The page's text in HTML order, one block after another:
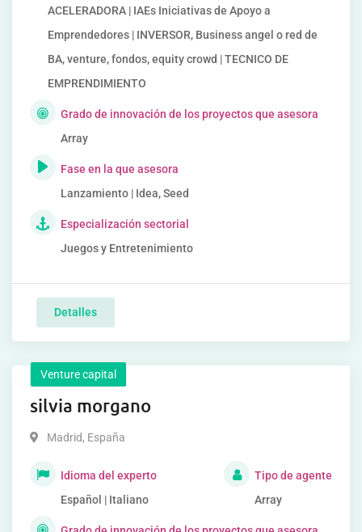
ACELERADORA | IAEs Iniciativas de Apoyo a
Emprendedores | INVERSOR, Business angel o red de
BA, venture, fondos, equity crowd | TECNICO DE
EMPRENDIMIENTO
Grado de innovación de los proyectos que asesora
Array
Fase en la que asesora
Lanzamiento | Idea, Seed
Especialización sectorial
Juegos y Entretenimiento
Detalles
Venture capital
silvia morgano
Madrid, España
Idioma del experto
Español | Italiano
Tipo de agente
Array